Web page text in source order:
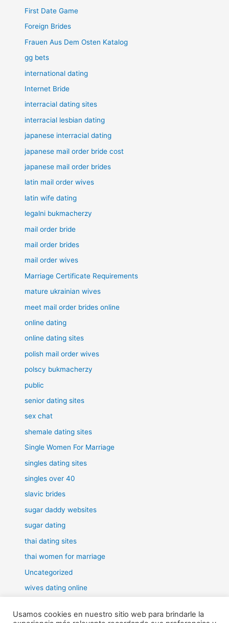
First Date Game
Foreign Brides
Frauen Aus Dem Osten Katalog
gg bets
international dating
Internet Bride
interracial dating sites
interracial lesbian dating
japanese interracial dating
japanese mail order bride cost
japanese mail order brides
latin mail order wives
latin wife dating
legalni bukmacherzy
mail order bride
mail order brides
mail order wives
Marriage Certificate Requirements
mature ukrainian wives
meet mail order brides online
online dating
online dating sites
polish mail order wives
polscy bukmacherzy
public
senior dating sites
sex chat
shemale dating sites
Single Women For Marriage
singles dating sites
singles over 40
slavic brides
sugar daddy websites
sugar dating
thai dating sites
thai women for marriage
Uncategorized
wives dating online
Usamos cookies en nuestro sitio web para brindarle la